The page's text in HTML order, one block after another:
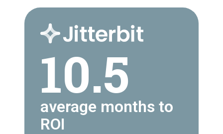
10.5
average months to
ROI